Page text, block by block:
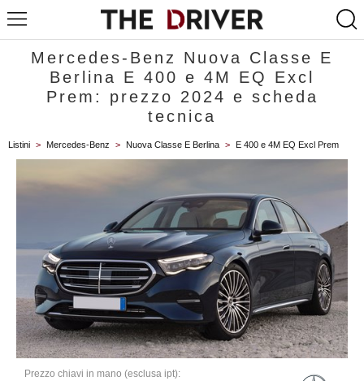
Mercedes-Benz Nuova Classe E
Berlina E 400 e 4M EQ Excl
Prem: prezzo 2024 e scheda
tecnica
Listini > Mercedes-Benz > Nuova Classe E Berlina > E 400 e 4M EQ Excl Prem
Prezzo chiavi in mano (esclusa ipt):